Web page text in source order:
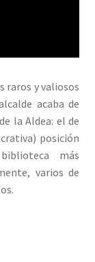
raros y valiosos
acaba de
la Aldea: el de
posición
más
varios de